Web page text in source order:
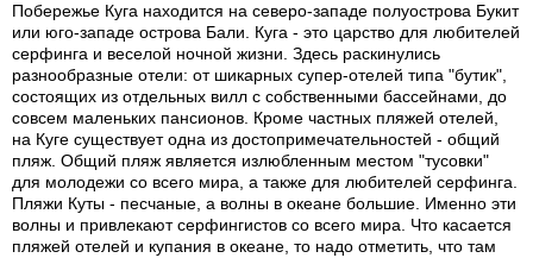
Побережье Куга находится на северо-западе полуострова Букит
или юго-западе острова Бали. Куга - это царство для любителей
серфинга и веселой ночной жизни. Здесь раскинулись
разнообразные отели: от шикарных супер-отелей типа "бутик",
состоящих из отдельных вилл с собственными бассейнами, до
совсем маленьких пансионов. Кроме частных пляжей отелей,
на Куге существует одна из достопримечательностей - общий
пляж. Общий пляж является излюбленным местом "тусовки"
для молодежи со всего мира, а также для любителей серфинга.
Пляжи Куты - песчаные, а волны в океане большие. Именно эти
волны и привлекают серфингистов со всего мира. Что касается
пляжей отелей и купания в океане, то надо отметить, что там